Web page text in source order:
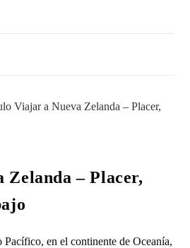
Zelanda – Placer,
Pacífico, en el continente de Oceanía,